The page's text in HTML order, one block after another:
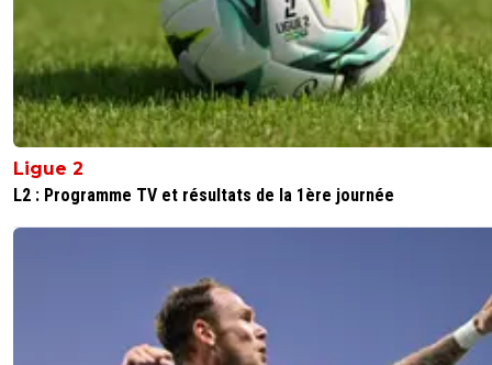
saison ? En plus en L2 ??? 😲😲
Répondre
nicooo-lacazmonb-bew 02 janvier 2018 à 18:35 +
Ça depend du poste ou il joue
Répondre
nicooo-lacazmonb-bew
Ligue 2
L2 : Programme TV et résultats de la 1ère journée